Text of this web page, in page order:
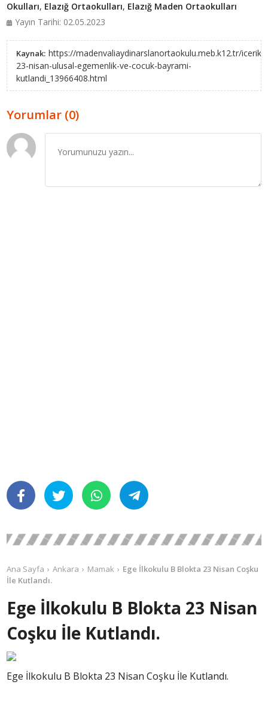
Okulları, Elazığ Ortaokulları, Elazığ Maden Ortaokulları
Yayın Tarihi: 02.05.2023
Kaynak: https://madenvaliaydinarslanortaokulu.meb.k12.tr/
23-nisan-ulusal-egemenlik-ve-cocuk-bayrami-
kutlandi_13966408.html
Yorumlar (0)
Ana Sayfa Ankara Mamak
Ege İlkokulu B Blokta 23 Nisan Coşku
İle Kutlandı.
Ege İlkokulu B Blokta 23 Nisan
Coşku İle Kutlandı.
Ege İlkokulu B Blokta 23 Nisan Coşku İle Kutlandı.